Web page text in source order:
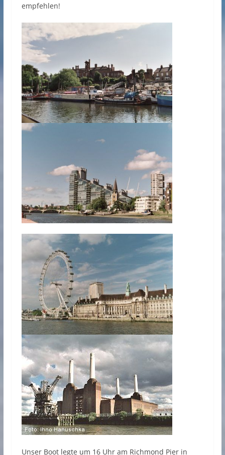
empfehlen!
Unser Boot legte um 16 Uhr am Richmond Pier in